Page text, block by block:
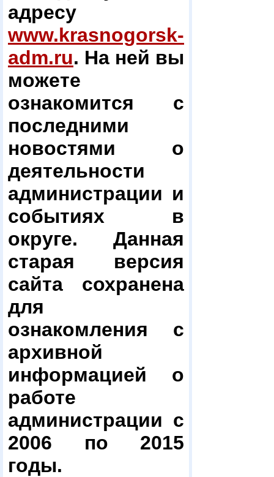
адресу
www.krasnogorsk-
adm.ru. На ней вы
можете
ознакомится с
последними
новостями о
деятельности
администрации и
событиях в
округе. Данная
старая версия
сайта сохранена
для
ознакомления с
архивной
информацией о
работе
администрации с
2006 по 2015
годы.